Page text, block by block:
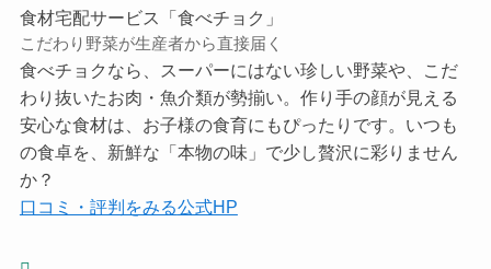
食材宅配サービス「食べチョク」
こだわり野菜が生産者から直接届く
食べチョクなら、スーパーにはない珍しい野菜や、こだ
わり抜いたお肉・魚介類が勢揃い。作り手の顔が見える
安心な食材は、お子様の食育にもぴったりです。いつも
の食卓を、新鮮な「本物の味」で少し贅沢に彩りません
か？
口コミ・評判をみる公式HP